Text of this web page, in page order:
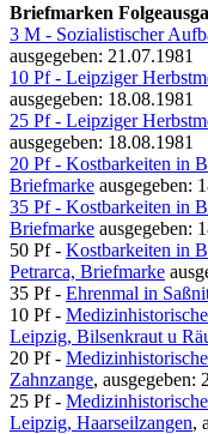
Briefmarken
3 M - Sozialistischer
ausgegeben: 21.07.1981
10 Pf - Leipziger
ausgegeben: 18.08.1981
25 Pf - Leipziger
ausgegeben: 18.08.1981
20 Pf - Kostbarkeiten in
Briefmarke ausgegeben:
35 Pf - Kostbarkeiten in
Briefmarke ausgegeben:
50 Pf - Kostbarkeiten in
Petrarca, Briefmarke
35 Pf - Ehrenmal in
10 Pf -
Leipzig, Bilsenkraut u
20 Pf -
Zahnzange, ausgegeben:
25 Pf -
Leipzig, Haarseilzangen,